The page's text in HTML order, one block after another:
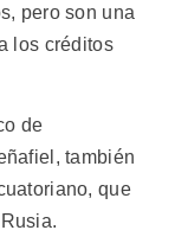
pero son una
los créditos
de
también
que